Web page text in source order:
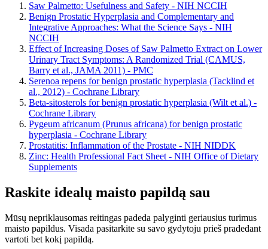
Saw Palmetto: Usefulness and Safety - NIH NCCIH
Benign Prostatic Hyperplasia and Complementary and
Integrative Approaches: What the Science Says - NIH
NCCIH
Effect of Increasing Doses of Saw Palmetto Extract on Lower
Urinary Tract Symptoms: A Randomized Trial (CAMUS,
Barry et al., JAMA 2011) - PMC
Serenoa repens for benign prostatic hyperplasia (Tacklind et
al., 2012) - Cochrane Library
Beta-sitosterols for benign prostatic hyperplasia (Wilt et al.) -
Cochrane Library
Pygeum africanum (Prunus africana) for benign prostatic
hyperplasia - Cochrane Library
Prostatitis: Inflammation of the Prostate - NIH NIDDK
Zinc: Health Professional Fact Sheet - NIH Office of Dietary
Supplements
Raskite idealų maisto papildą sau
Mūsų nepriklausomas reitingas padeda palyginti geriausius turimus
maisto papildus. Visada pasitarkite su savo gydytoju prieš pradedant
vartoti bet kokį papildą.